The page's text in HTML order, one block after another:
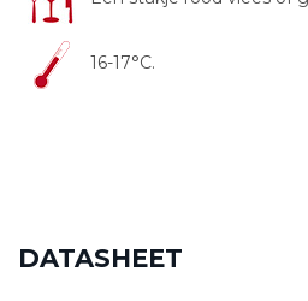
16-17°C.
DATASHEET